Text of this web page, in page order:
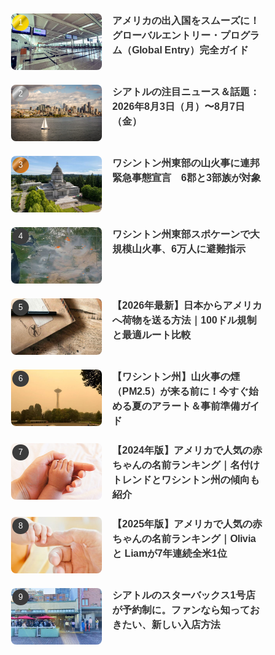
アメリカの出入国をスムーズに！
グローバルエントリー・プログラ
ム（Global Entry）完全ガイド
シアトルの注目ニュース＆話題：
2026年8月3日（月）〜8月7日
（金）
ワシントン州東部の山火事に連邦
緊急事態宣言 6郡と3部族が対象
ワシントン州東部スポケーンで大
規模山火事、6万人に避難指示
【2026年最新】日本からアメリカ
へ荷物を送る方法｜100ドル規制
と最適ルート比較
【ワシントン州】山火事の煙
（PM2.5）が来る前に！今すぐ始
める夏のアラート＆事前準備ガイ
ド
【2024年版】アメリカで人気の赤
ちゃんの名前ランキング｜名付け
トレンドとワシントン州の傾向も
紹介
【2025年版】アメリカで人気の赤
ちゃんの名前ランキング｜Olivia
と Liamが7年連続全米1位
シアトルのスターバックス1号店
が予約制に。ファンなら知ってお
きたい、新しい入店方法